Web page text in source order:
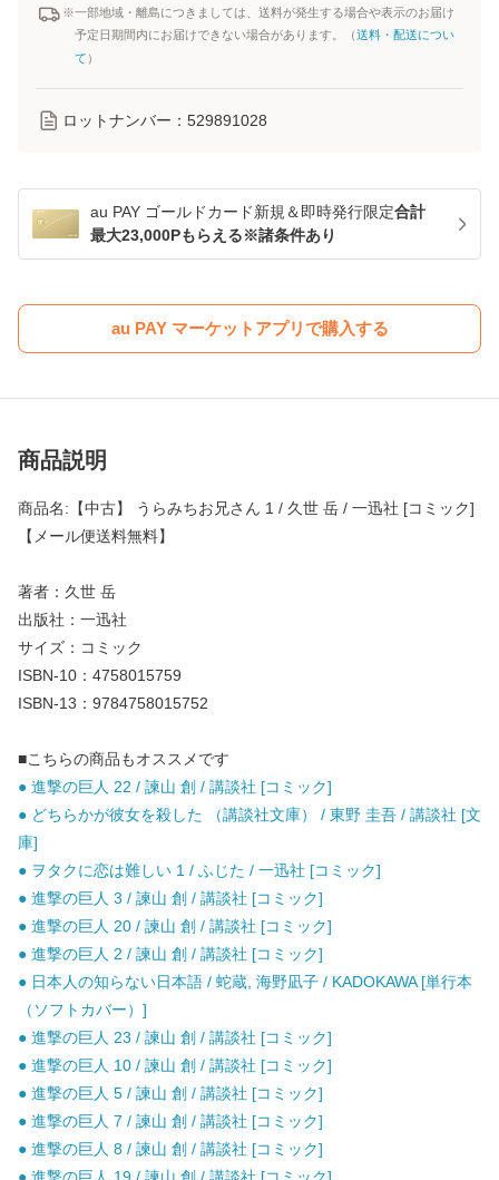
※一部地域・離島につきましては、送料が発生する場合や表示のお届け
予定日期間内にお届けできない場合があります。（送料・配送につい
て ）
ロットナンバー： 529891028
au PAY ゴールドカード新規＆即時発行限定合計
最大23,000Pもらえる※諸条件あり
au PAY マーケットアプリで購入する
商品説明
商品名:【中古】 うらみちお兄さん 1 / 久世 岳 / 一迅社 [コミック]
【メール便送料無料】
著者：久世 岳
出版社：一迅社
サイズ：コミック
ISBN-10：4758015759
ISBN-13：9784758015752
■こちらの商品もオススメです
● 進撃の巨人 22 / 諫山 創 / 講談社 [コミック]
● どちらかが彼女を殺した （講談社文庫） / 東野 圭吾 / 講談社 [文
庫]
● ヲタクに恋は難しい 1 / ふじた / 一迅社 [コミック]
● 進撃の巨人 3 / 諫山 創 / 講談社 [コミック]
● 進撃の巨人 20 / 諫山 創 / 講談社 [コミック]
● 進撃の巨人 2 / 諫山 創 / 講談社 [コミック]
● 日本人の知らない日本語 / 蛇蔵, 海野凪子 / KADOKAWA [単行本
（ソフトカバー）]
● 進撃の巨人 23 / 諫山 創 / 講談社 [コミック]
● 進撃の巨人 10 / 諫山 創 / 講談社 [コミック]
● 進撃の巨人 5 / 諫山 創 / 講談社 [コミック]
● 進撃の巨人 7 / 諫山 創 / 講談社 [コミック]
● 進撃の巨人 8 / 諫山 創 / 講談社 [コミック]